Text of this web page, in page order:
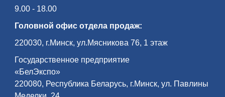
9.00 - 18.00
Головной офис отдела продаж:
220030, г.Минск, ул.Мясникова 76, 1 этаж
Государственное предприятие
«БелЭкспо»
220080, Республика Беларусь, г.Минск, ул. Павлины